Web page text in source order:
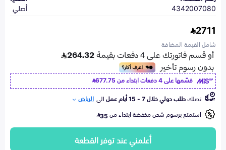
4342007080 أصلي
2711
شامل القيمة المضافة
قسّمها على 4 دفعات ابتداء من
677.75
تصلكطلب دولي خلال 7 - 15 أيام عمل الى الرياض
استمتع برسوم شحن مخفضة ابتداء من35
أعلمني عند توفر القطعة